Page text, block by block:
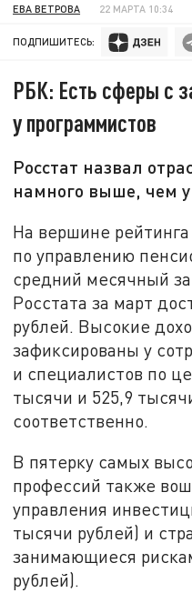
ЕВА ВЕТРОВА 22 МАРТА 10:34
ПОДПИШИТЕСЬ:
РБК: Есть сферы с
у программистов
Росстат назвал
намного выше, чем
На вершине
по управлению
средний месячный
Росстата за март
рублей. Высокие
зафиксированы у
и специалистов по
тысячи и 525,9
соответственно.
В пятерку самых
профессий также
управления
тысячи рублей) и
занимающиеся
рублей).